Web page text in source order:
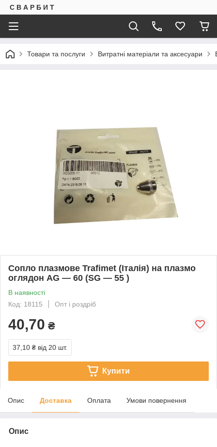
С В А Р Б И Т
Товари та послуги Витратні матеріали та аксесуари
Сопло плазмове Trafimet (Італія) на плазмо
оглядон AG — 60 (SG — 55 )
В наявності
Код: 18115
Опт і роздріб
40,70 ₴
37,10 ₴ від 20 шт.
Купити
Опис Доставка Оплата Умови повернення
Опис